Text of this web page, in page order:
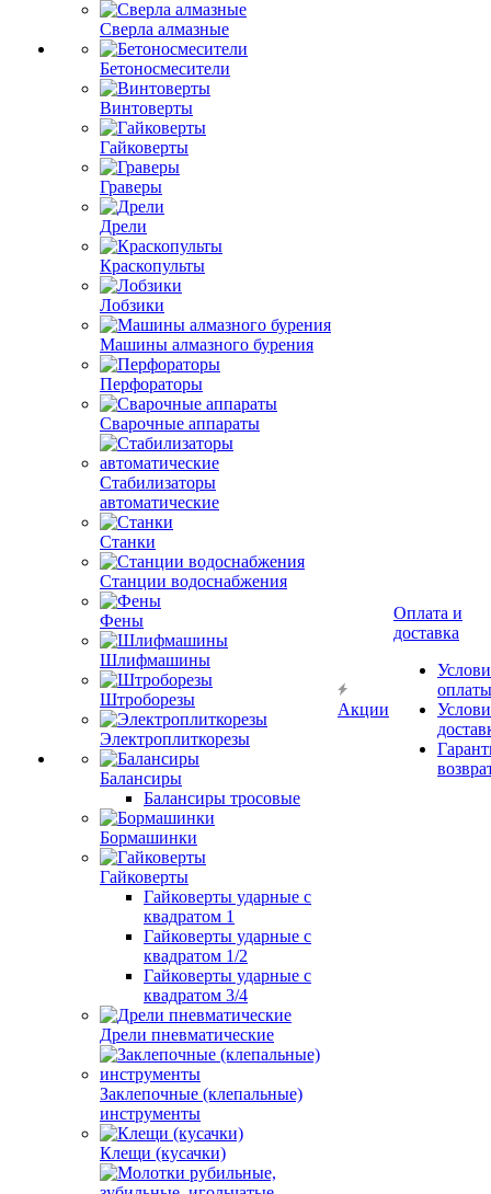
Сверла алмазные
Бетоносмесители
Винтоверты
Гайковерты
Граверы
Дрели
Краскопульты
Лобзики
Машины алмазного бурения
Перфораторы
Сварочные аппараты
Стабилизаторы
автоматические
Станки
Станции водоснабжения
Фены
Шлифмашины
Штроборезы
Электроплиткорезы
Балансиры
Балансиры тросовые
Бормашинки
Гайковерты
Гайковерты ударные с
квадратом 1
Гайковерты ударные с
квадратом 1/2
Гайковерты ударные с
квадратом 3/4
Дрели пневматические
Заклепочные (клепальные)
инструменты
Клещи (кусачки)
Акции
Оплата и
доставка
оплаты